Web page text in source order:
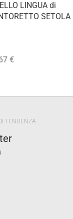
LINGUA di
SETOLA
€
TENDENZA